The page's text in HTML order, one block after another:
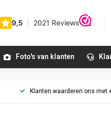
Foto's van klanten
Klanten waarderen ons met